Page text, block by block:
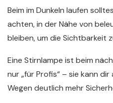
Beim im Dunkeln laufen
achten, in der Nähe von
bleiben, um die Sichtbarkeit
Eine Stirnlampe ist beim
nur „für Profis“ – sie kann
Wegen deutlich mehr